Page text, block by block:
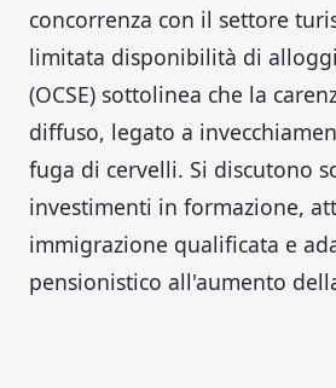
concorrenza con il settore
limitata disponibilità di
(OCSE) sottolinea che la
diffuso, legato a
fuga di cervelli. Si discutono
investimenti in formazione,
immigrazione qualificata e
pensionistico all'aumento